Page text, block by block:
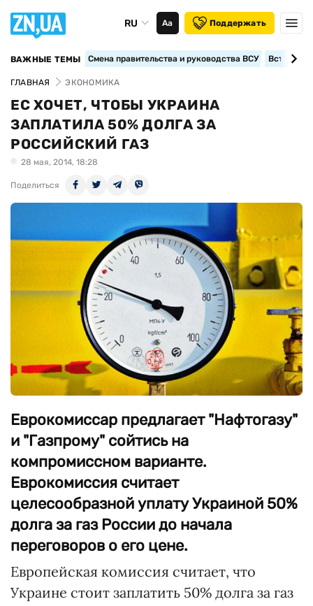
RU Аа Поддержать
ВАЖНЫЕ ТЕМЫ Смена правительства и руководства ВСУ
ГЛАВНАЯ ЭКОНОМИКА
ЕС ХОЧЕТ, ЧТОБЫ УКРАИНА
ЗАПЛАТИЛА 50% ДОЛГА ЗА
РОССИЙСКИЙ ГАЗ
28 мая, 2014, 18:28
Поделиться
Еврокомиссар предлагает "Нафтогазу"
и "Газпрому" сойтись на
компромиссном варианте.
Еврокомиссия считает
целесообразной уплату Украиной 50%
долга за газ России до начала
переговоров о его цене.
Европейская комиссия считает, что
Украине стоит заплатить 50% долга за газ